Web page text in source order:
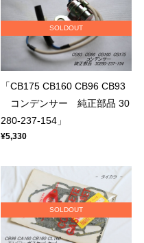
SOLDOUT
「CB175 CB160 CB96 CB93
コンデンサー 純正部品 30
280-237-154」
¥5,330
SOLDOUT